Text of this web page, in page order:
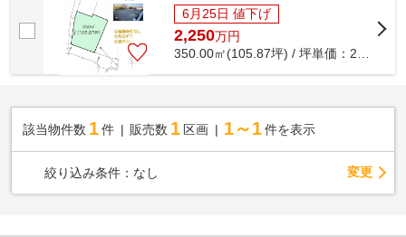
6月25日 値下げ
2,250万円
350.00㎡(105.87坪) / 坪単価：21.25
該当物件数 1件 販売数 1 区画 1～1 件を表示
絞り込み条件： なし 変更